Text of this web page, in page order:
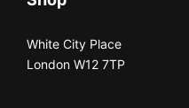
White City Place
London W12 7TP